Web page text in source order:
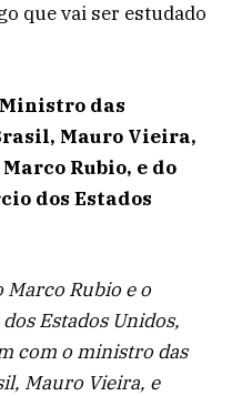
que vai ser estudado
das
Mauro Vieira,
Rubio, e do
dos Estados
Marco Rubio e o
Estados Unidos,
com o ministro das
Mauro Vieira, e